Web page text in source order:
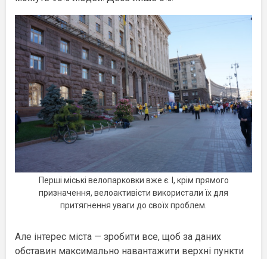
Перші міські велопарковки вже є. І, крім прямого
призначення, велоактивісти використали їх для
притягнення уваги до своїх проблем.
Але інтерес міста — зробити все, щоб за даних
обставин максимально навантажити верхні пункти